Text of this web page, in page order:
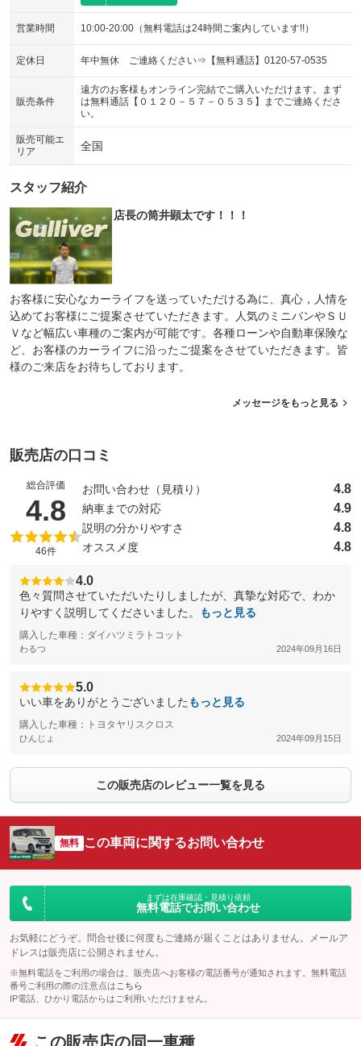
営業時間 10:00-20:00（無料電話は24時間ご案内しています!!）
定休日 年中無休 ご連絡ください⇒【無料通話】0120-57-0535
販売条件
遠方のお客様もオンライン完結でご購入いただけます。まず
は無料通話【０１２０－５７－０５３５】までご連絡くださ
い。
販売可能エ
リア
全国
スタッフ紹介
店長の筒井顕太です！！！
お客様に安心なカーライフを送っていただける為に、真心，人情を
込めてお客様にご提案させていただきます。人気のミニバンやＳＵ
Ｖなど幅広い車種のご案内が可能です。各種ローンや自動車保険な
ど、お客様のカーライフに沿ったご提案をさせていただきます。皆
様のご来店をお待ちしております。
メッセージをもっと見る
販売店の口コミ
総合評価
4.8 （5点満点中）
46件
お問い合わせ（見積り） 4.8
納車までの対応 4.9
説明の分かりやすさ 4.8
オススメ度 4.8
4.0
色々質問させていただいたりしましたが、真摯な対応で、わか
りやすく説明してくださいました。
もっと見る
購入した車種：ダイハツミラトコット
わるつ 2024年09月16日
5.0
いい車をありがとうございました もっと見る
購入した車種：トヨタヤリスクロス
ひんじょ 2024年09月15日
この販売店のレビュー一覧を見る
無料 この車両に関するお問い合わせ
まずは在庫確認・見積り依頼
無料電話でお問い合わせ
お気軽にどうぞ。問合せ後に何度もご連絡が届くことはありません。メールア
ドレスは販売店に公開されません。
※無料電話をご利用の場合は、販売店へお客様の電話番号が通知されます。無料電話
番号ご利用の際の注意点は こちら
IP電話、ひかり電話からはご利用いただけません。
この販売店の同一車種